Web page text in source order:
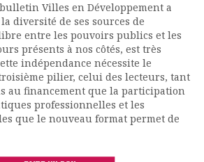
Villes en Développement a
diversité de ses sources de
entre les pouvoirs publics et les
présents à nos côtés, est très
indépendance nécessite le
pilier, celui des lecteurs, tant
au financement que la participation
professionnelles et les
que le nouveau format permet de